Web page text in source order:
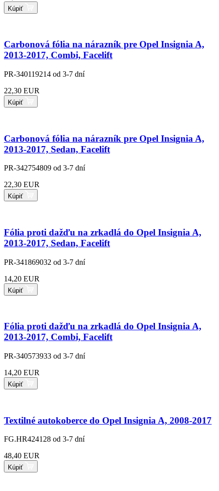
Kúpiť
Carbonová fólia na nárazník pre Opel Insignia A,
2013-2017, Combi, Facelift
PR-340119214 od 3-7 dní
22,30 EUR
Kúpiť
Carbonová fólia na nárazník pre Opel Insignia A,
2013-2017, Sedan, Facelift
PR-342754809 od 3-7 dní
22,30 EUR
Kúpiť
Fólia proti dažďu na zrkadlá do Opel Insignia A,
2013-2017, Sedan, Facelift
PR-341869032 od 3-7 dní
14,20 EUR
Kúpiť
Fólia proti dažďu na zrkadlá do Opel Insignia A,
2013-2017, Combi, Facelift
PR-340573933 od 3-7 dní
14,20 EUR
Kúpiť
Textilné autokoberce do Opel Insignia A, 2008-2017
FG.HR424128 od 3-7 dní
48,40 EUR
Kúpiť